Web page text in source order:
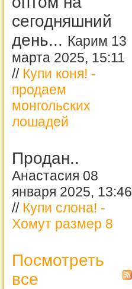
сегодняшний
день... Карим 13
марта 2025, 15:11
// Купи коня! -
продаем
монгольских
лошадей
Продан..
Анастасия 08
января 2025, 13:46
// Купи слона! -
Хомут размер 8
Посмотреть
все